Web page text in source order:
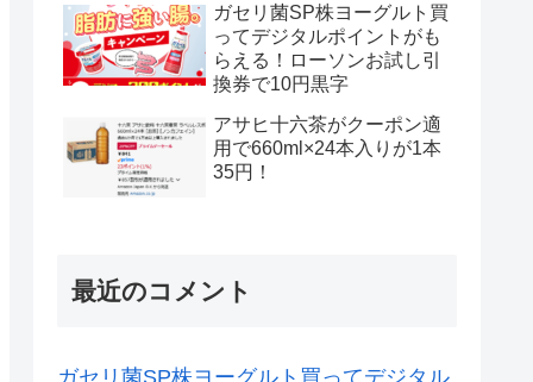
トがもらえる
ガセリ菌SP株ヨーグルト買
ってデジタルポイントがも
らえる！ローソンお試し引
換券で10円黒字
アサヒ十六茶がクーポン適
用で660ml×24本入りが1本
35円！
最近のコメント
ガセリ菌SP株ヨーグルト買ってデジタル